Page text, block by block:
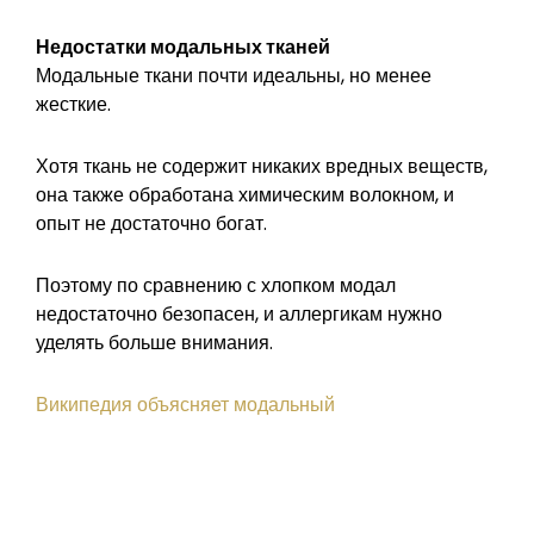
Недостатки модальных тканей
Модальные ткани почти идеальны, но менее
жесткие.
Хотя ткань не содержит никаких вредных веществ,
она также обработана химическим волокном, и
опыт не достаточно богат.
Поэтому по сравнению с хлопком модал
недостаточно безопасен, и аллергикам нужно
уделять больше внимания.
Википедия объясняет модальный